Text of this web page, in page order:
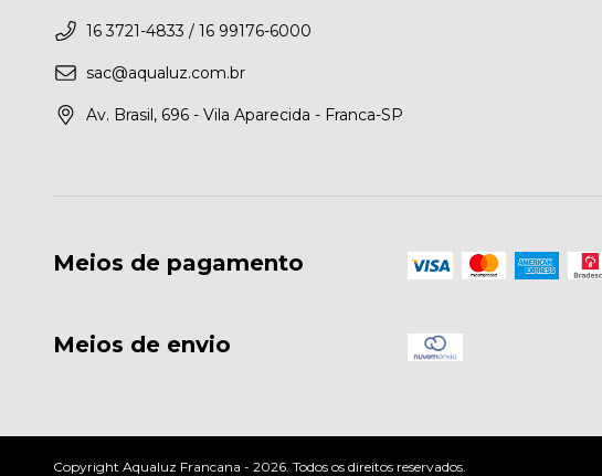
16 3721-4833 / 16 99176-6000
sac@aqualuz.com.br
Av. Brasil, 696 - Vila Aparecida - Franca-SP
Meios de pagamento
Meios de envio
Copyright Aqualuz Francana - 2026. Todos os direitos reservados.